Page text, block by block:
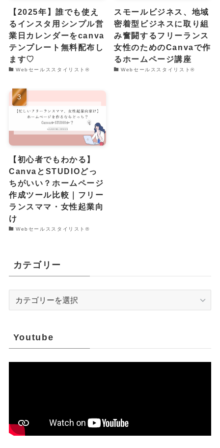
【2025年】誰でも使え
るインスタ用シンプル営
業日カレンダーをcanva
テンプレート無料配布し
ます♡
Webセールススタイリスト®︎
スモールビジネス、地域
密着型ビジネスに取り組
み奮闘するフリーランス
女性のためのCanvaで作
るホームページ講座
Webセールススタイリスト®︎
【初心者でもわかる】
CanvaとSTUDIOどっ
ちがいい？ホームページ
作成ツール比較｜フリー
ランスママ・女性起業向
け
Webセールススタイリスト®︎
カテゴリー
Youtube